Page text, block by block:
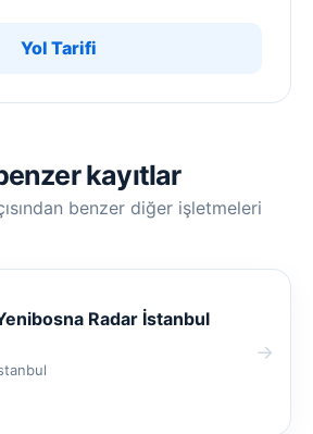
Yol Tarifi
kayıtlar
benzer diğer işletmeleri
Radar İstanbul
→